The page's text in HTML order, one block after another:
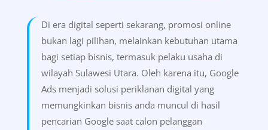
Di era digital seperti sekarang, promosi online
bukan lagi pilihan, melainkan kebutuhan utama
bagi setiap bisnis, termasuk pelaku usaha di
wilayah Sulawesi Utara. Oleh karena itu, Google
Ads menjadi solusi periklanan digital yang
memungkinkan bisnis anda muncul di hasil
pencarian Google saat calon pelanggan